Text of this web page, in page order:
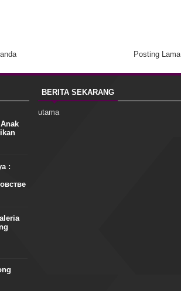
Posting Lama
:
BERITA SEKARANG
utama